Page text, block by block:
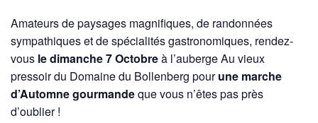
Amateurs de paysages magnifiques, de randonnées
sympathiques et de spécialités gastronomiques, rendez-
vous le dimanche 7 Octobreà l’auberge Au vieux
pressoir du Domaine du Bollenberg pourune marche
d’Automne gourmandeque vous n’êtes pas près
d’oublier !